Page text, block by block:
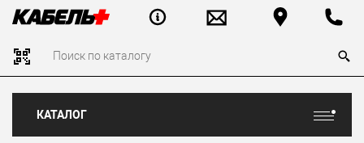
КАТАЛОГ